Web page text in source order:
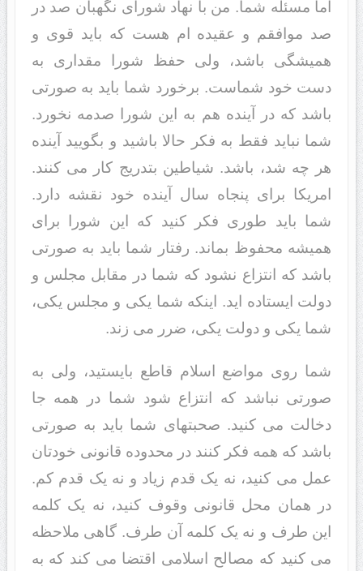
اما مسئله شما. من با نهاد شوراى نگهبان صد در
صد موافقم و عقیده ام هست که باید قوى و
همیشگى باشد، ولى حفظ شورا مقدارى به
دست خود شماست. برخورد شما باید به صورتى
باشد که در آینده هم به این شورا صدمه نخورد.
شما نباید فقط به فکر حالا باشید و بگویید آینده
هر چه شد، باشد. شیاطین بتدریج کار مى کنند.
امریکا براى پنجاه سال آینده خود نقشه دارد.
شما باید طورى فکر کنید که این شورا براى
همیشه محفوظ بماند. رفتار شما باید به صورتى
باشد که انتزاع نشود که شما در مقابل مجلس و
دولت ایستاده اید. اینکه شما یکى و مجلس یکى،
شما یکى و دولت یکى، ضرر مى زند.
شما روى مواضع اسلام قاطع بایستید، ولى به
صورتى نباشد که انتزاع شود شما در همه جا
دخالت مى کنید. صحبتهاى شما باید به صورتى
باشد که همه فکر کنند در محدوده قانونى خودتان
عمل مى کنید، نه یک قدم زیاد و نه یک قدم کم.
در همان محل قانونى وقوف کنید، نه یک کلمه
این طرف و نه یک کلمه آن طرف. گاهى ملاحظه
مى کنید که مصالح اسلامى اقتضا مى کند که به